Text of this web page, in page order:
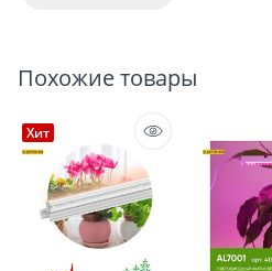
Похожие товары
Хит